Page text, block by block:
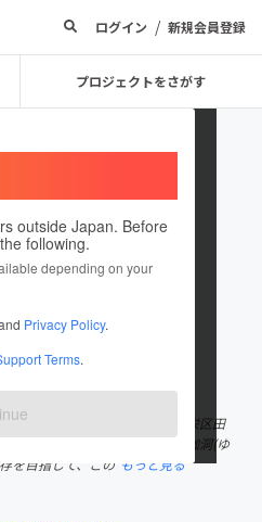
ログイン / 新規会員登録
プロジェクトをさがす
outside Japan. Before
following.
depending on your
Privacy Policy.
Terms.
存実行委員会
投稿しています
委員長：田村裕彦）は、横浜市栄区田
谷の洞窟（正式名称：田谷山瑜伽洞(ゆ
を目指して、この もっと見る